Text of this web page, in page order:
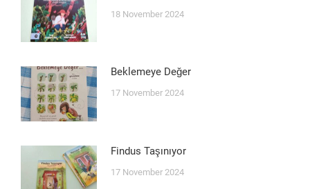
18 November 2024
Beklemeye Değer
17 November 2024
Findus Taşınıyor
17 November 2024